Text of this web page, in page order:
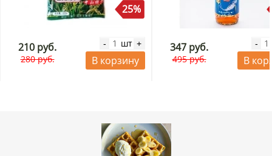
25%
210 руб.
280 руб.
- шт +
В корзину
347 руб.
495 руб.
-
В